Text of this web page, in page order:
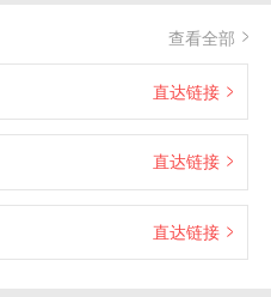
查看全部
直达链接
直达链接
直达链接